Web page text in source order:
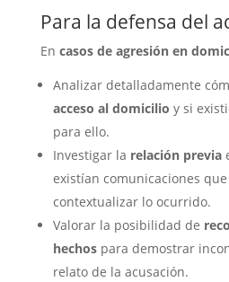
Para la defensa del
En casos de agresión en
Analizar detalladamente
acceso al domicilio y si
para ello.
Investigar la relación previa
existían comunicaciones
contextualizar lo ocurrido.
Valorar la posibilidad de
hechospara demostrar
relato de la acusación.